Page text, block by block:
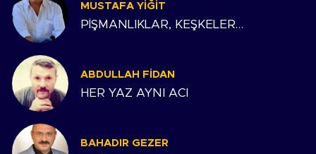
MUSTAFA YIĞIT
PİŞMANLIKLAR, KEŞKELER…
ABDULLAH FIDAN
HER YAZ AYNI ACI
BAHADIR GEZER